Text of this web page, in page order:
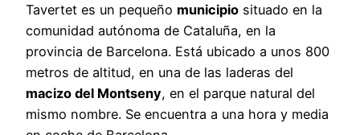
Tavertet es un pequeño municipio situado en la
comunidad autónoma de Cataluña, en la
provincia de Barcelona. Está ubicado a unos 800
metros de altitud, en una de las laderas del
macizo del Montseny, en el parque natural del
mismo nombre. Se encuentra a una hora y media